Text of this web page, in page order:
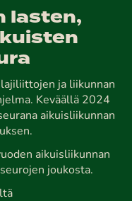
lasten,
lajiliittojen ja liikunnan
Keväällä 2024
aikuisliikunnan
aikuisliikunnan
joukosta.